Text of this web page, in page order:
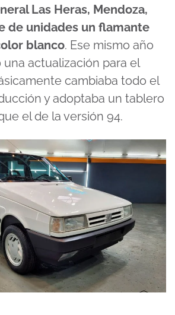
Las Heras, Mendoza,
de unidades un flamante
blanco. Ese mismo año
actualización para el
cambiaba todo el
y adoptaba un tablero
el de la versión 94.